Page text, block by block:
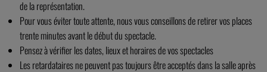
de la représentation.
Pour vous éviter toute attente, nous vous conseillons de retirer vos places
trente minutes avant le début du spectacle.
Pensez à vérifier les dates, lieux et horaires de vos spectacles
Les retardataires ne peuvent pas toujours être acceptés dans la salle après